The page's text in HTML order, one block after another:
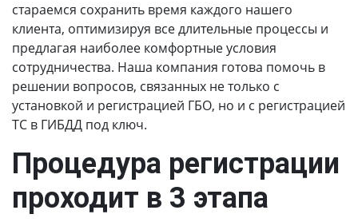
стараемся сохранить время каждого нашего
клиента, оптимизируя все длительные процессы и
предлагая наиболее комфортные условия
сотрудничества. Наша компания готова помочь в
решении вопросов, связанных не только с
установкой и регистрацией ГБО, но и с регистрацией
ТС в ГИБДД под ключ.
Процедура регистрации
проходит в 3 этапа